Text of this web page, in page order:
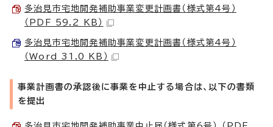
多治見市宅地開発補助事業変更計画書（様式第4号）
（PDF 59.2 KB）
多治見市宅地開発補助事業変更計画書（様式第4号）
（Word 31.0 KB）
事業計画書の承認後に事業を中止する場合は、以下の書類
を提出